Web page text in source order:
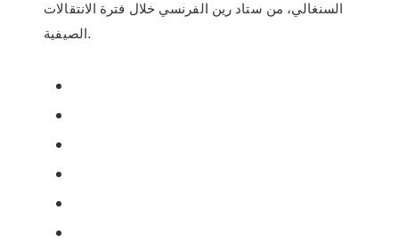
السنغالي، من ستاد رين الفرنسي خلال فترة الانتقالات
الصيفية.